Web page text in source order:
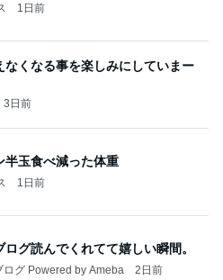
1日前
なくなる事を楽しみにしていまー
3日前
半玉食べ減った体重
1日前
グ読んでくれてて嬉しい瞬間。
ログ Powered by Ameba 2日前